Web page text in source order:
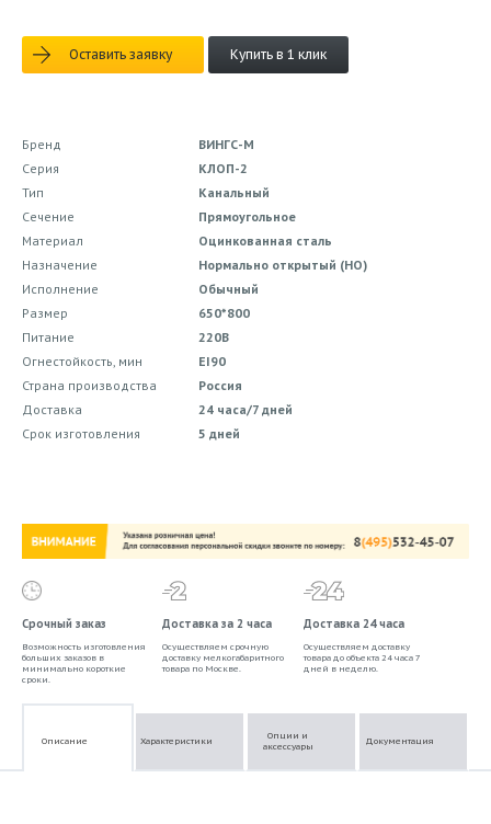
Оставить заявку Купить в 1 клик
Бренд
ВИНГС-М
Серия
КЛОП-2
Тип
Канальный
Сечение
Прямоугольное
Материал
Оцинкованная сталь
Назначение
Нормально открытый (НО)
Исполнение
Обычный
Размер
650*800
Питание
220В
Огнестойкость, мин
EI90
Страна производства
Россия
Доставка
24 часа/7 дней
Срок изготовления
5 дней
Срочный заказ
Возможность изготовления
больших заказов в
минимально короткие
сроки.
Доставка за 2 часа
Осуществляем срочную
доставку мелкогабаритного
товара по Москве.
Доставка 24 часа
Осуществляем доставку
товара до объекта 24 часа 7
дней в неделю.
Описание Характеристики
Опции и
аксессуары
Документация